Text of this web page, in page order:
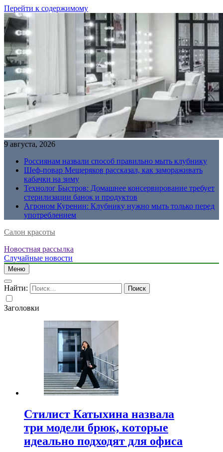
Перейти к содержимому
9 августа, 2026
Россиянам назвали способ правильно мыть клубнику
Шеф-повар Мещеряков рассказал, как замораживать
кабачки на зиму
Технолог Быстров: Домашнее консервирование требует
стерилизации банок и продуктов
Агроном Куренин: Клубнику нужно мыть только перед
употреблением
Салон красоты
Новостная рассылка
Случайные новости
Меню
Найти:
Заголовки
Стилист Катыхина назвала
три модели брюк, которые
идеально подходят для офиса